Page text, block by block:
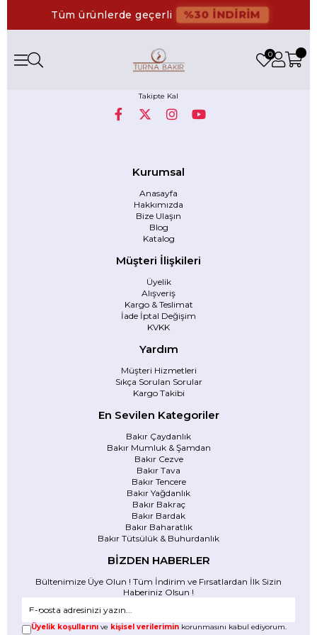
Tüm ürünlerde geçerli %30 İNDİRİM
0
Takipte Kal
Kurumsal
Anasayfa
Hakkımızda
Bize Ulaşın
Blog
Katalog
Müşteri İlişkileri
Üyelik
Alışveriş
Kargo & Teslimat
İade İptal Değişim
KVKK
Yardım
Müşteri Hizmetleri
Sıkça Sorulan Sorular
Kargo Takibi
En Sevilen Kategoriler
Bakır Çaydanlık
Bakır Mumluk & Şamdan
Bakır Cezve
Bakır Tava
Bakır Tencere
Bakır Yağdanlık
Bakır Bakraç
Bakır Bardak
Bakır Baharatlık
Bakır Tütsülük & Buhurdanlık
BİZDEN HABERLER
Bültenimize Üye Olun ! Tüm İndirim ve Fırsatlardan İlk Sizin
Haberiniz Olsun !
Üyelik koşullarını ve kişisel verilerimin korunmasını kabul ediyorum.